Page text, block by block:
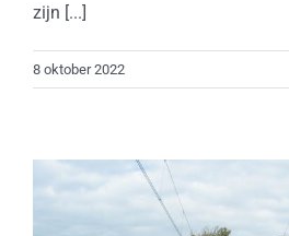
zijn [...]
8 oktober 2022